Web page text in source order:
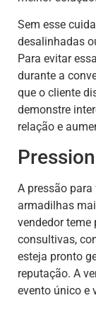
Sem esse
desalinhadas
Para evitar
durante a
que o cliente
demonstre
relação e
A pressão
armadilhas
vendedor teme
consultivas,
esteja pronto
reputação. A
evento único e